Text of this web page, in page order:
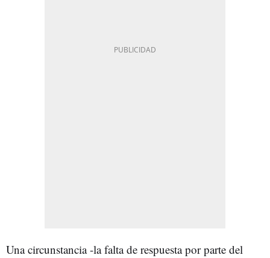
Una circunstancia -la falta de respuesta por parte del